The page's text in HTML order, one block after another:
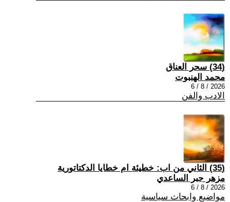
(34) سحر العناق
محمد الهنبوت
2026 / 8 / 6
الادب والفن
(35) الثاني من اب: خطيئة ام خطايا الدكتاتورية
مزهر جبر الساعدي
2026 / 8 / 6
مواضيع وابحاث سياسية